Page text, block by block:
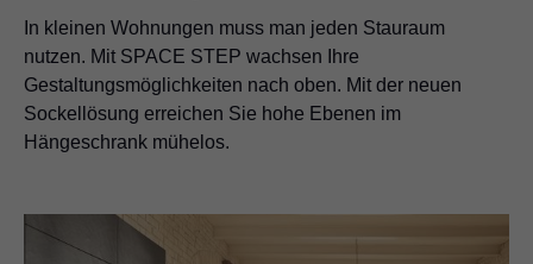
In kleinen Wohnungen muss man jeden Stauraum
nutzen. Mit SPACE STEP wachsen Ihre
Gestaltungsmöglichkeiten nach oben. Mit der neuen
Sockellösung erreichen Sie hohe Ebenen im
Hängeschrank mühelos.